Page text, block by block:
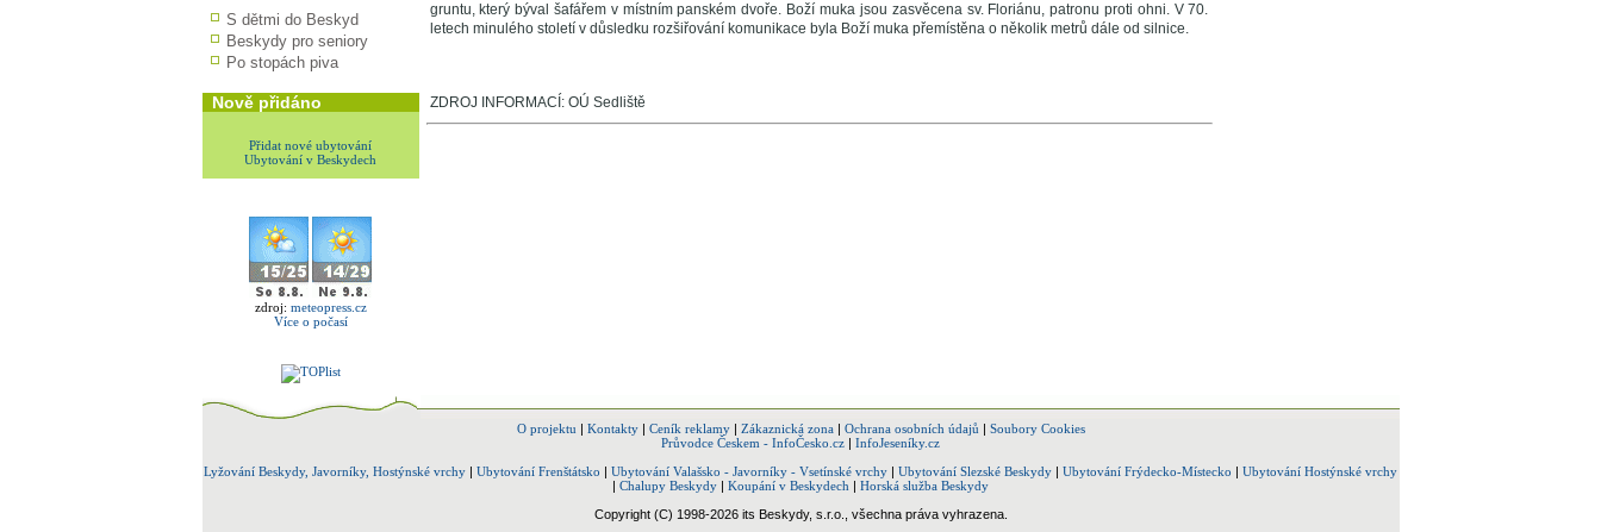
S dětmi do Beskyd
Beskydy pro seniory
Po stopách piva
Nově přidáno
Přidat nové ubytování
Ubytování v Beskydech
zdroj: meteopress.cz
Více o počasí
gruntu, který býval šafářem v místním panském dvoře. Boží muka jsou zasvěcena sv. Floriánu, patronu proti ohni. V 70.
letech minulého století v důsledku rozšiřování komunikace byla Boží muka přemístěna o několik metrů dále od silnice.
ZDROJ INFORMACÍ: OÚ Sedliště
O projektu | Kontakty| Ceník reklamy| Zákaznická zona| Ochrana osobních údajů | Soubory Cookies
Průvodce Českem - InfoČesko.cz | InfoJeseníky.cz
Lyžování Beskydy, Javorníky, Hostýnské vrchy | Ubytování Frenštátsko | Ubytování Valašsko - Javorníky - Vsetínské vrchy | Ubytování Slezské Beskydy | Ubytování Frýdecko-Místecko | Ubytování Hostýnské vrchy
| Chalupy Beskydy | Koupání v Beskydech | Horská služba Beskydy
Copyright (C) 1998-2026 its Beskydy, s.r.o., všechna práva vyhrazena.